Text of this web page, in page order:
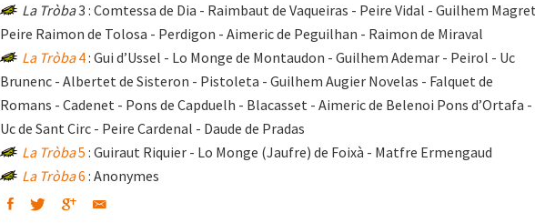
La Tròba3 : Comtessa de Dia - Raimbaut de Vaqueiras - Peire Vidal - Guilhem
Peire Raimon de Tolosa - Perdigon - Aimeric de Peguilhan - Raimon de Miraval
La Tròba4: Gui d’Ussel - Lo Monge de Montaudon - Guilhem Ademar - Peirol - Uc
Brunenc - Albertet de Sisteron - Pistoleta - Guilhem Augier Novelas - Falquet de
Romans - Cadenet - Pons de Capduelh - Blacasset - Aimeric de Belenoi Pons d’Ortafa -
Uc de Sant Circ - Peire Cardenal - Daude de Pradas
La Tròba5 : Guiraut Riquier - Lo Monge (Jaufre) de Foixà - Matfre Ermengaud
La Tròba6 : Anonymes